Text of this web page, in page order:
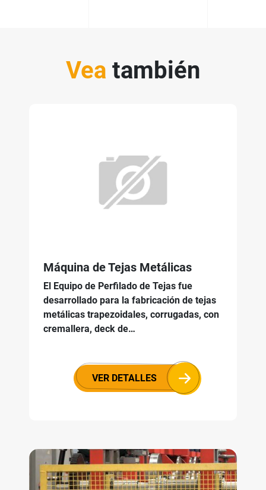
Vea también
Máquina de Tejas Metálicas
El Equipo de Perfilado de Tejas fue
desarrollado para la fabricación de tejas
metálicas trapezoidales, corrugadas, con
cremallera, deck de…
VER DETALLES